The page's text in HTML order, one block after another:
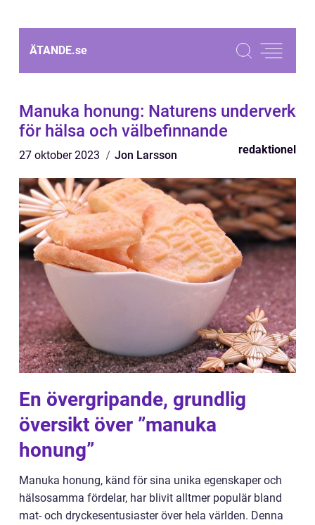
ÄTANDE.se
Manuka honung: Naturens underverk
för hälsa och välbefinnande
27 oktober 2023 Jon Larsson redaktionel
En övergripande, grundlig
översikt över ”manuka
honung”
Manuka honung, känd för sina unika egenskaper och
hälsosamma fördelar, har blivit alltmer populär bland
mat- och dryckesentusiaster över hela världen. Denna